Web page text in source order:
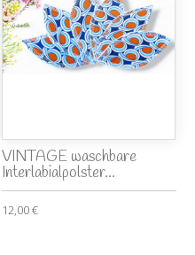
VINTAGE waschbare
Interlabialpolster...
12,00 €